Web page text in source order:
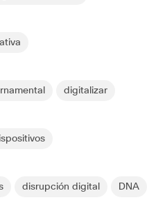
digitalizar
disrupción digital DNA